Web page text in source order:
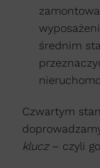
średnim
Czwartym
klucz– czyli